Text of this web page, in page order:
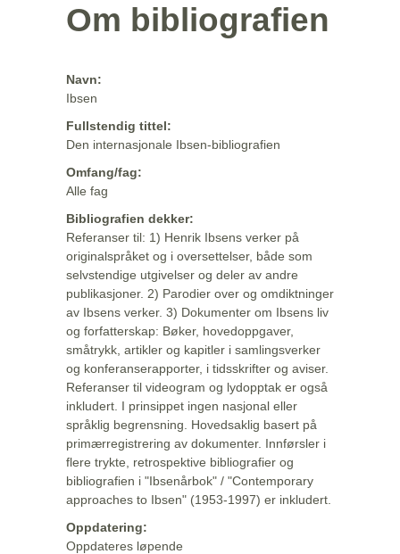
Om bibliografien
Navn:
Ibsen
Fullstendig tittel:
Den internasjonale Ibsen-bibliografien
Omfang/fag:
Alle fag
Bibliografien dekker:
Referanser til: 1) Henrik Ibsens verker på
originalspråket og i oversettelser, både som
selvstendige utgivelser og deler av andre
publikasjoner. 2) Parodier over og omdiktninger
av Ibsens verker. 3) Dokumenter om Ibsens liv
og forfatterskap: Bøker, hovedoppgaver,
småtrykk, artikler og kapitler i samlingsverker
og konferanserapporter, i tidsskrifter og aviser.
Referanser til videogram og lydopptak er også
inkludert. I prinsippet ingen nasjonal eller
språklig begrensning. Hovedsaklig basert på
primærregistrering av dokumenter. Innførsler i
flere trykte, retrospektive bibliografier og
bibliografien i "Ibsenårbok" / "Contemporary
approaches to Ibsen" (1953-1997) er inkludert.
Oppdatering:
Oppdateres løpende